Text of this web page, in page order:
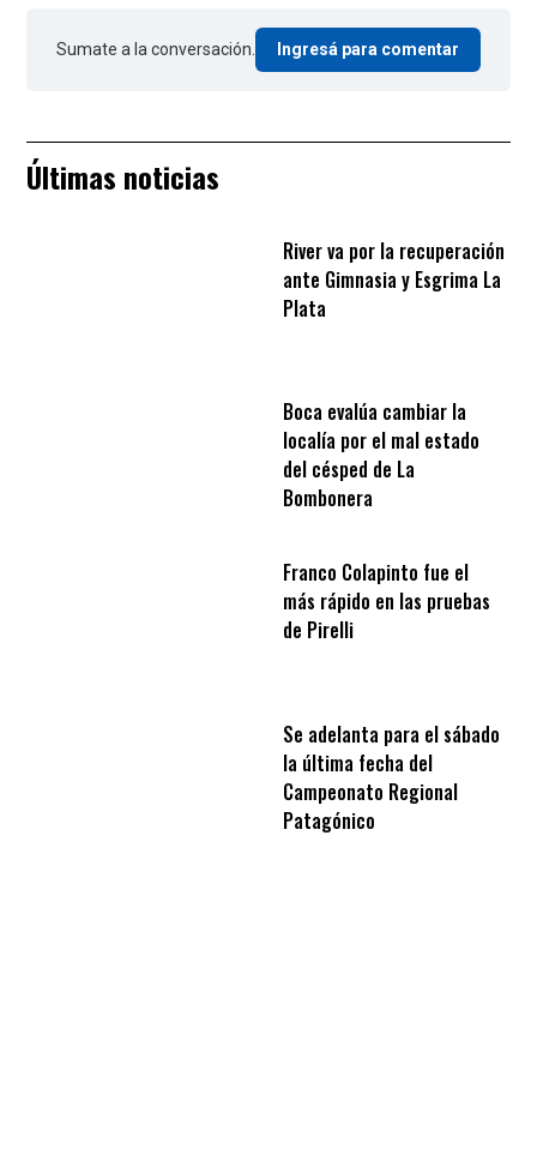
Sumate a la conversación. Ingresá para comentar
Últimas noticias
River va por la recuperación
ante Gimnasia y Esgrima La
Plata
Boca evalúa cambiar la
localía por el mal estado
del césped de La
Bombonera
Franco Colapinto fue el
más rápido en las pruebas
de Pirelli
Se adelanta para el sábado
la última fecha del
Campeonato Regional
Patagónico